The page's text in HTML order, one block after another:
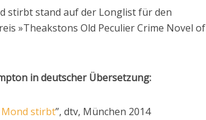
stirbt stand auf der Longlist für den
»Theakstons Old Peculier Crime Novel of
in deutscher Übersetzung:
stirbt”, dtv, München 2014